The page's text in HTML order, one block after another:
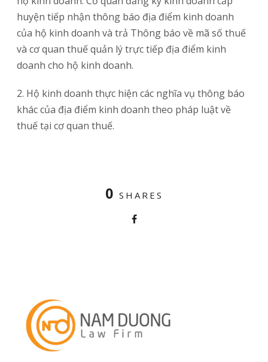
huyện tiếp nhận thông báo địa điểm kinh doanh
của hộ kinh doanh và trả Thông báo về mã số thuế
và cơ quan thuế quản lý trực tiếp địa điểm kinh
doanh cho hộ kinh doanh.
2. Hộ kinh doanh thực hiện các nghĩa vụ thông báo
khác của địa điểm kinh doanh theo pháp luật về
thuế tại cơ quan thuế.
0 SHARES